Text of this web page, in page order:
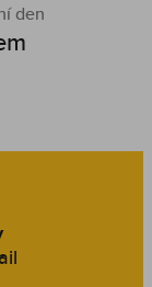
den